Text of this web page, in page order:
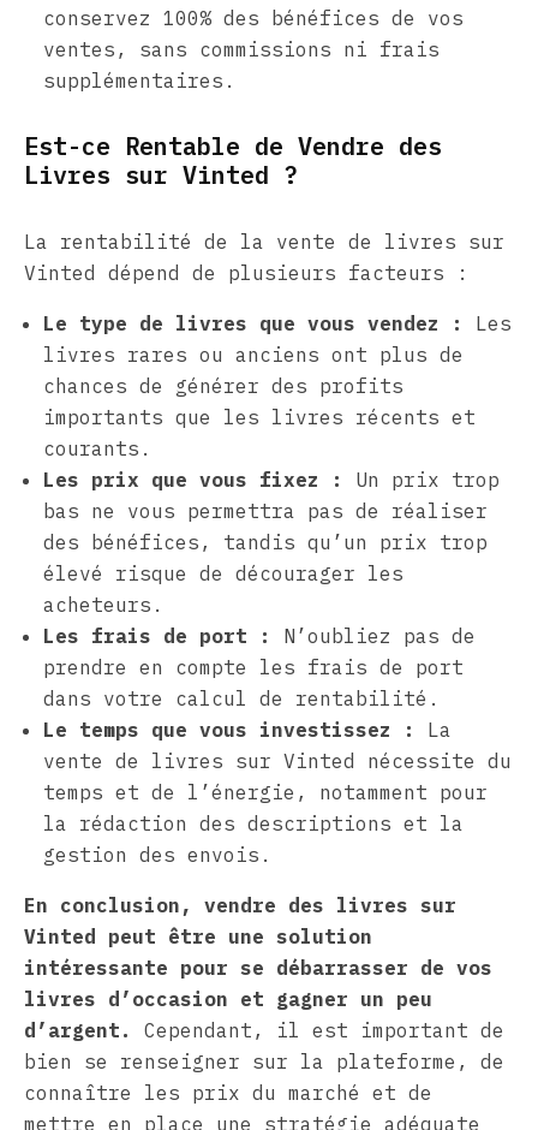
conservez 100% des bénéfices de vos
ventes, sans commissions ni frais
supplémentaires.
Est-ce Rentable de Vendre des
Livres sur Vinted ?
La rentabilité de la vente de livres sur
Vinted dépend de plusieurs facteurs :
Le type de livres que vous vendez :
Les
livres rares ou anciens ont plus de
chances de générer des profits
importants que les livres récents et
courants.
Les prix que vous fixez :
Un prix trop
bas ne vous permettra pas de réaliser
des bénéfices, tandis qu’un prix trop
élevé risque de décourager les
acheteurs.
Les frais de port :
N’oubliez pas de
prendre en compte les frais de port
dans votre calcul de rentabilité.
Le temps que vous investissez :
La
vente de livres sur Vinted nécessite du
temps et de l’énergie, notamment pour
la rédaction des descriptions et la
gestion des envois.
En conclusion, vendre des livres sur
Vinted peut être une solution
intéressante pour se débarrasser de vos
livres d’occasion et gagner un peu
d’argent.
Cependant, il est important de
bien se renseigner sur la plateforme, de
connaître les prix du marché et de
mettre en place une stratégie adéquate